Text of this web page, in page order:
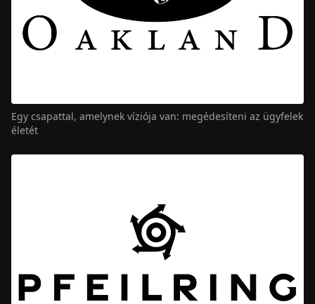
Egy csapattal, amelynek víziója van: megédesíteni az ügyfelek
életét